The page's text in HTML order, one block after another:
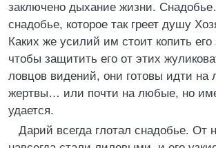
заключено дыхание жизни.
снадобье, которое так греет душу
Каких же усилий им стоит копить
чтобы защитить его от этих
ловцов видений, они готовы идти на
жертвы… или почти на любые, но
удается.
Дарий всегда глотал снадобье. От